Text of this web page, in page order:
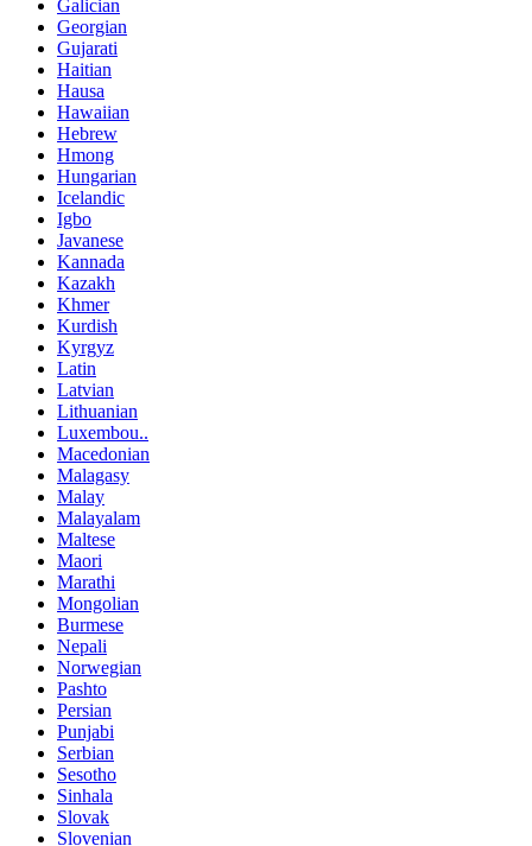
Galician
Georgian
Gujarati
Haitian
Hausa
Hawaiian
Hebrew
Hmong
Hungarian
Icelandic
Igbo
Javanese
Kannada
Kazakh
Khmer
Kurdish
Kyrgyz
Latin
Latvian
Lithuanian
Luxembou..
Macedonian
Malagasy
Malay
Malayalam
Maltese
Maori
Marathi
Mongolian
Burmese
Nepali
Norwegian
Pashto
Persian
Punjabi
Serbian
Sesotho
Sinhala
Slovak
Slovenian